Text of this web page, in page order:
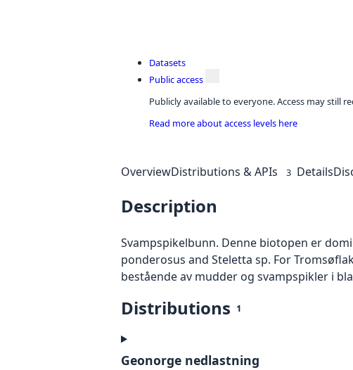
Datasets
Public access
Publicly available to everyone. Access may still
Read more about access levels here
OverviewDistributions & APIs 3 Details
Description
Svampspikelbunn. Denne biotopen er
ponderosus and Steletta sp. For
bestående av mudder og svampspikler i
Distributions 1
Geonorge nedlastning